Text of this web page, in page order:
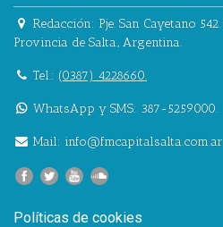
Redacción: Pje. San Cayetano 542.
Provincia de Salta., Argentina.
Tel.: (0387) 4228660.
WhatsApp y SMS: 387-5259000.
Mail: info@fmcapitalsalta.com.ar
Políticas de cookies